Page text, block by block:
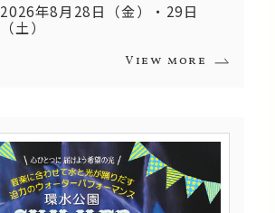
2026年8月28日（金）・29日
（土）
View more